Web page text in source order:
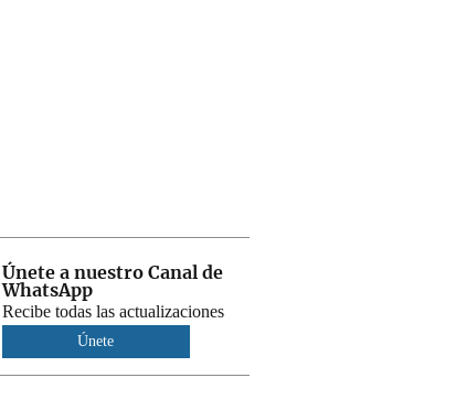
Únete a nuestro Canal de
WhatsApp
Recibe todas las actualizaciones
Únete